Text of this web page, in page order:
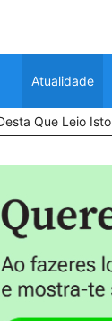
Atualidade
Que Leio Isto